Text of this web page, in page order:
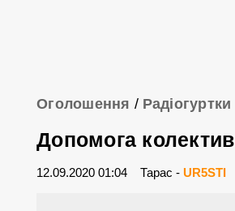
Оголошення / Радіогуртки
Допомога
12.09.2020 01:04 Тарас - UR5STI